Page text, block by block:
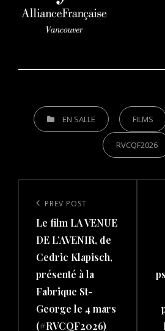
CATEGORIESEN SALLE FILMS
RVCQF2026
navigation
Previous
Post
PREV POST
Le film LA VENUE
DE L’AVENIR, de
Cedric Klapisch,
présenté à la
Fabrique St-
George le 4 mars
(#RVCQF2026)